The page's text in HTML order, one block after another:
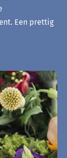
Een prettig